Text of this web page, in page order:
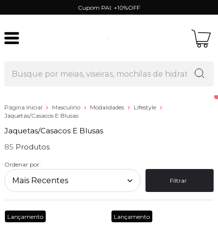
Cupom PAI: +10%OFF
Página Inicial Masculino Modalidades
Lifestyle
Jaquetas/Casacos E Blusas
Jaquetas/Casacos E Blusas
85
Ordenar por:
Filtrar
Lançamento Lançamento